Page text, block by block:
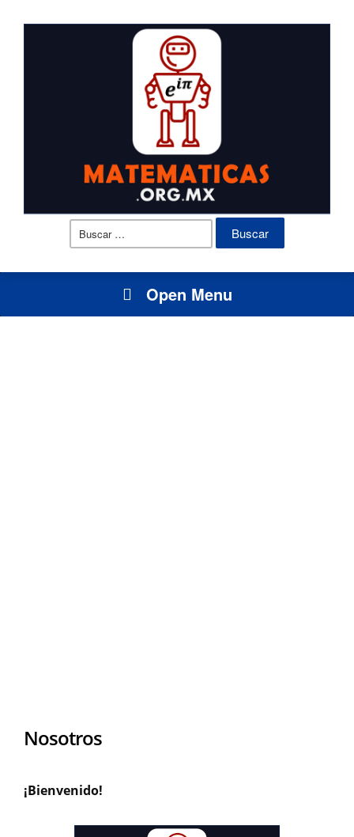
Buscar:
Open Menu
Nosotros
¡Bienvenido!